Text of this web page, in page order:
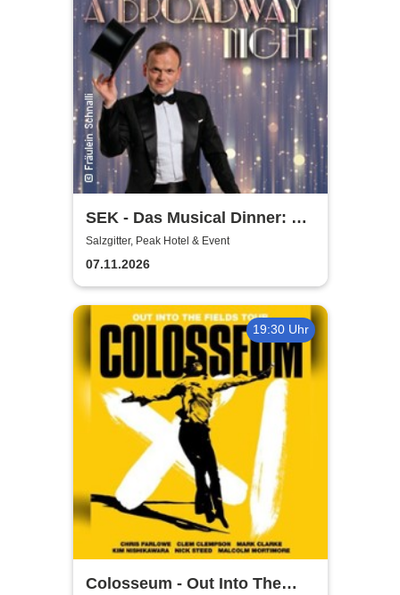
SEK - Das Musical Dinner: A
Broadway Night
Salzgitter, Peak Hotel & Event
07.11.2026
19:30 Uhr
Colosseum - Out Into The